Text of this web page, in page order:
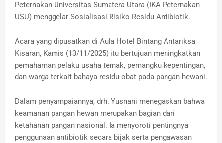
Peternakan Universitas Sumatera Utara (IKA Peternakan
USU) menggelar Sosialisasi Risiko Residu Antibiotik.
Acara yang dipusatkan di Aula Hotel Bintang Antariksa
Kisaran, Kamis (13/11/2025) itu bertujuan meningkatkan
pemahaman pelaku usaha ternak, pemangku kepentingan,
dan warga terkait bahaya residu obat pada pangan hewani.
Dalam penyampaiannya, drh. Yusnani menegaskan bahwa
keamanan pangan hewan merupakan bagian dari
ketahanan pangan nasional. Ia menyoroti pentingnya
penggunaan antibiotik secara bijak serta pengawasan